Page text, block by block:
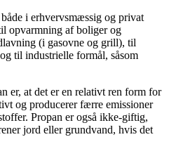
i erhvervsmæssig og privat
opvarmning af boliger og
(i gasovne og grill), til
til industrielle formål, såsom
er, at det er en relativt ren form for
og producerer færre emissioner
Propan er også ikke-giftig,
jord eller grundvand, hvis det